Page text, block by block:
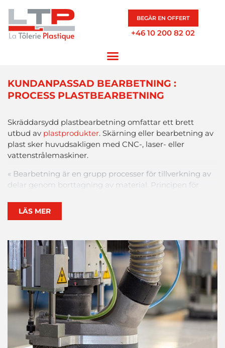
BEGÄR EN OFFERT
+46 10 200 82 02
KUNDANPASSAD BEARBETNING :
PROCESS PLASTBEARBETNING
Skräddarsydd plastbearbetning omfattar ett brett
utbud av plastprodukter. Skärning eller bearbetning av
plast sker huvudsakligen med CNC-, laser- eller
vattenstrålemaskiner.
« Bearbetning är en grupp processer för tillverkning av
delar genom borttagning av material Principen för
verktygsmaskin
hög precision.
Enverktygsmaskin enmekanisk utrustning som
utformad
att utföra maskinbearbetning eller
andra
repetitiva
uppgifter med lämplig precision ochkraft.
är ett produktionsmedel som är konstruerat för
att
hålla ettfast,rörligt eller roterande verktyg och föratt
ge det rörelseisyfteattbearbeta eller deformera ett
arbetsstycke ellerenenhet som fastmonterad på ett
eller rörligtbord.»
LÄS MER